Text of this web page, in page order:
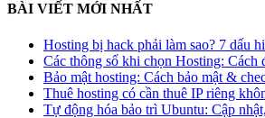
BÀI VIẾT MỚI NHẤT
Hosting bị hack phải làm sao? 7 dấu
Các thông số khi chọn Hosting: Cách
Bảo mật hosting: Cách bảo mật &
Thuê hosting có cần thuê IP riêng
Tự động hóa bảo trì Ubuntu: Cập